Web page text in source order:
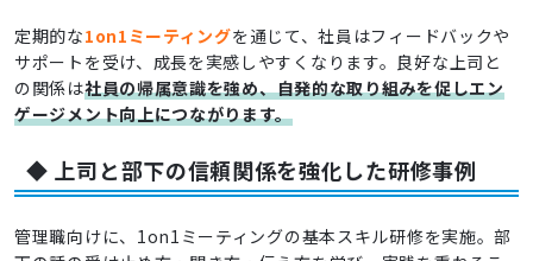
定期的な1on1ミーティングを通じて、社員はフィードバックや
サポートを受け、成長を実感しやすくなります。良好な上司と
の関係は社員の帰属意識を強め、自発的な取り組みを促しエン
ゲージメント向上につながります。
◆ 上司と部下の信頼関係を強化した研修事例
管理職向けに、1on1ミーティングの基本スキル研修を実施。部